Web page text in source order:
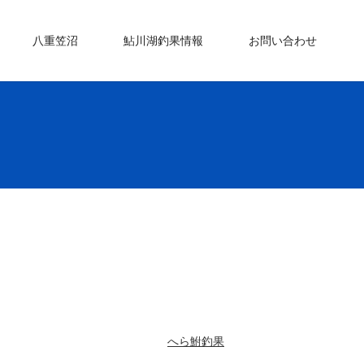
八重笠沼 鮎川湖釣果情報 お問い合わせ
へら鮒釣果